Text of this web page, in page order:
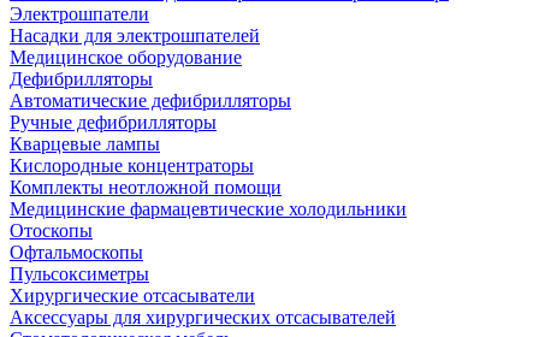
Электрошпатели
Насадки для электрошпателей
Медицинское оборудование
Дефибрилляторы
Автоматические дефибрилляторы
Ручные дефибрилляторы
Кварцевые лампы
Кислородные концентраторы
Комплекты неотложной помощи
Медицинские фармацевтические холодильники
Отоскопы
Офтальмоскопы
Пульсоксиметры
Хирургические отсасыватели
Аксессуары для хирургических отсасывателей